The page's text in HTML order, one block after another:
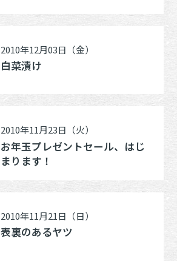
2010年12月03日（金）
白菜漬け
2010年11月23日（火）
お年玉プレゼントセール、はじ
まります！
2010年11月21日（日）
表裏のあるヤツ